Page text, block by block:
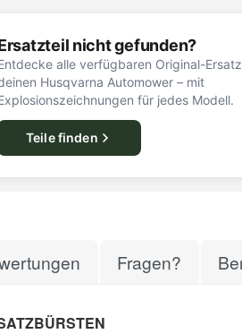
nicht gefunden?
alle verfügbaren Original-
Husqvarna Automower – mit
für jedes Modell.
Teile finden
Fragen?